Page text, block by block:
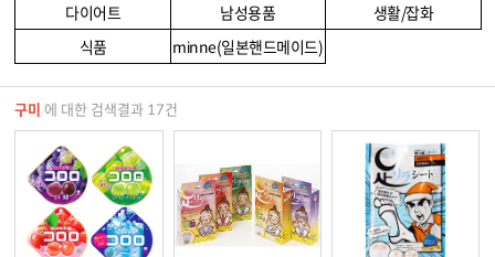
다이어트
남성용품
생활/잡화
식품
minne(일본핸드메이드)
구미 에 대한 검색결과 17건